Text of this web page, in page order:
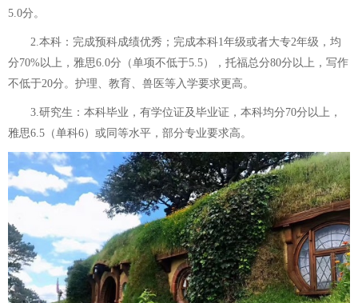
5.0分。
2.本科：完成预科成绩优秀；完成本科1年级或者大专2年级，均
分70%以上，雅思6.0分（单项不低于5.5），托福总分80分以上，写作
不低于20分。护理、教育、兽医等入学要求更高。
3.研究生：本科毕业，有学位证及毕业证，本科均分70分以上，
雅思6.5（单科6）或同等水平，部分专业要求高。